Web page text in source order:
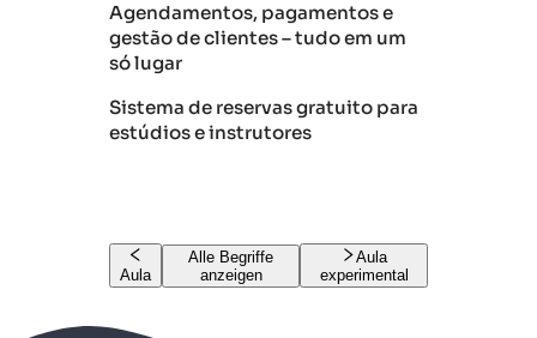
Agendamentos, pagamentos e
gestão de clientes – tudo em um
só lugar
Sistema de reservas gratuito para
estúdios e instrutores
Aula
Alle Begriffe
anzeigen
Aula
experimental